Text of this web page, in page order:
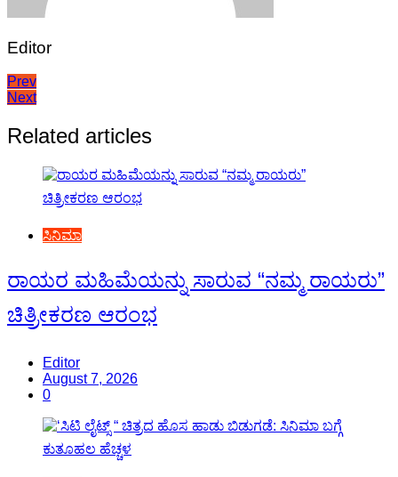
Editor
Post
navigation
Prev
Next
Related articles
ಸಿನಿಮಾ
ರಾಯರ ಮಹಿಮೆಯನ್ನು ಸಾರುವ “ನಮ್ಮ ರಾಯರು”
ಚಿತ್ರೀಕರಣ ಆರಂಭ
Editor
August 7, 2026
0